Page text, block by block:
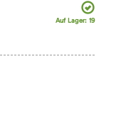
Auf Lager: 19